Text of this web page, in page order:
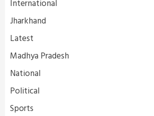
International
Jharkhand
Latest
Madhya Pradesh
National
Political
Sports